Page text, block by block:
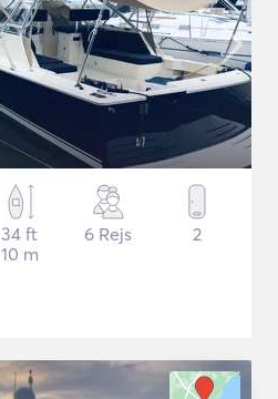
34 ft
10 m
6 Rejs 2